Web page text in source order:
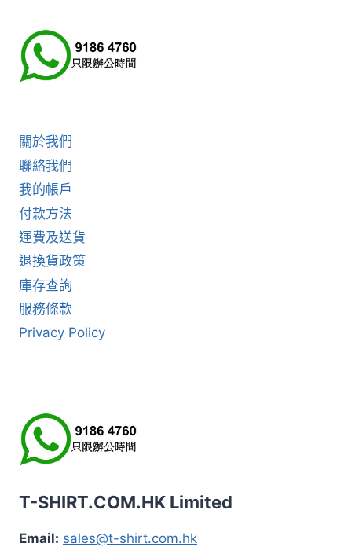
關於我們
聯絡我們
我的帳戶
付款方法
運費及送貨
退換貨政策
庫存查詢
服務條款
Privacy Policy
T-SHIRT.COM.HK Limited
Email: sales@t-shirt.com.hk